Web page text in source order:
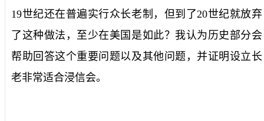
19世纪还在普遍实行众长老制，但到了20世纪就放弃
了这种做法，至少在美国是如此？我认为历史部分会
帮助回答这个重要问题以及其他问题，并证明设立长
老非常适合浸信会。